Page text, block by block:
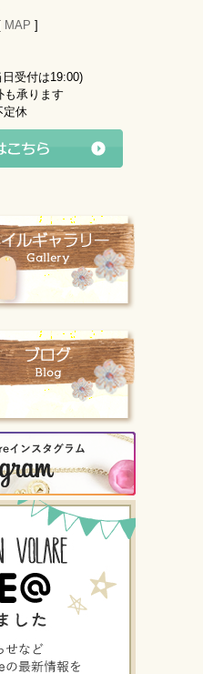
MAP ]
受付は19:00)
承ります
定休